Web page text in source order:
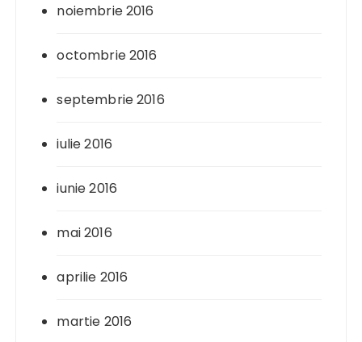
noiembrie 2016
octombrie 2016
septembrie 2016
iulie 2016
iunie 2016
mai 2016
aprilie 2016
martie 2016